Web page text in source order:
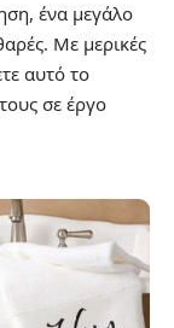
ένα μεγάλο
Με μερικές
αυτό το
σε έργο